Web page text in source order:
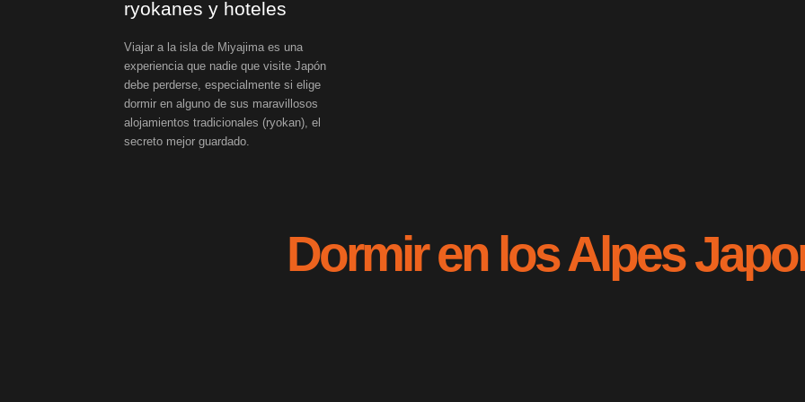
ryokanes y hoteles
Viajar a la isla de Miyajima es una
experiencia que nadie que visite Japón
debe perderse, especialmente si elige
dormir en alguno de sus maravillosos
alojamientos tradicionales (ryokan), el
secreto mejor guardado.
Dormir en los Alpes